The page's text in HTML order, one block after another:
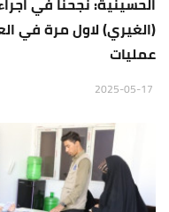
(الغيري) لاول مرة في
عمليات